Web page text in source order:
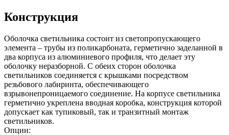
Конструкция
Оболочка светильника состоит из светопропускающего
элемента – трубы из поликарбоната, герметично заделанной в
два корпуса из алюминиевого профиля, что делает эту
оболочку неразборной. С обеих сторон оболочка
светильников соединяется с крышками посредством
резьбового лабиринта, обеспечивающего
взрывонепроницаемого соединение. На корпусе светильника
герметично укреплена вводная коробка, конструкция которой
допускает как тупиковый, так и транзитный монтаж
светильников.
Опции: